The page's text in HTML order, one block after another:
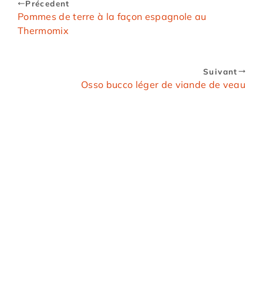
Précedent
Pommes de terre à la façon espagnole au
Thermomix
Suivant
Osso bucco léger de viande de veau